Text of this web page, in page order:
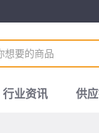
行业资讯 供